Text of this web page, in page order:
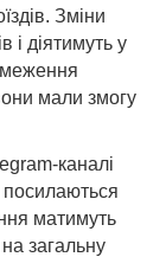
Зміни
і діятимуть у
мали змогу
каналі
посилаються
матимуть
загальну